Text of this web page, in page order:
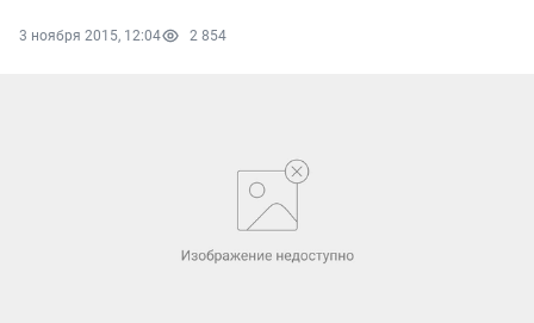
3 ноября 2015, 12:04 2 854